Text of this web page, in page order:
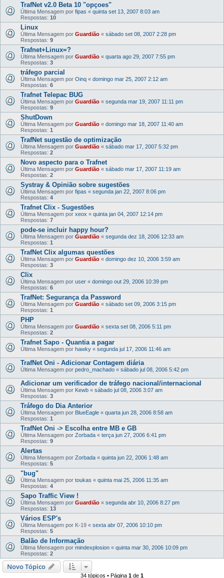
TrafNet v2.0 Beta 10 "opçoes"
Última Mensagem por fipas « quinta set 13, 2007 8:03 am
Respostas: 10
Linux
Última Mensagem por Guardião « sábado set 08, 2007 2:28 pm
Respostas: 9
Trafnet+Linux=?
Última Mensagem por Guardião « quarta ago 29, 2007 7:55 pm
Respostas: 3
tráfego parcial
Última Mensagem por Oinq « domingo mar 25, 2007 2:12 am
Respostas: 6
Trafnet Telepac BUG
Última Mensagem por Guardião « segunda mar 19, 2007 11:11 pm
Respostas: 9
ShutDown
Última Mensagem por Guardião « domingo mar 18, 2007 11:40 am
Respostas: 1
TrafNet sugestão de optimização
Última Mensagem por Guardião « sábado mar 17, 2007 5:32 pm
Respostas: 2
Novo aspecto para o Trafnet
Última Mensagem por Guardião « sábado mar 17, 2007 11:19 am
Respostas: 2
Systray & Opinião sobre sugestões
Última Mensagem por fipas « segunda jan 22, 2007 8:06 pm
Respostas: 4
Trafnet Clix - Sugestões
Última Mensagem por xeox « quinta jan 04, 2007 12:14 pm
Respostas: 7
pode-se incluir happy hour?
Última Mensagem por Guardião « segunda dez 18, 2006 12:33 am
Respostas: 1
TrafNet Clix algumas questões
Última Mensagem por Guardião « domingo dez 10, 2006 3:59 am
Respostas: 3
Clix
Última Mensagem por user « domingo out 29, 2006 10:39 pm
Respostas: 6
TrafNet: Segurança da Password
Última Mensagem por Guardião « sábado set 09, 2006 3:15 pm
Respostas: 1
PHP
Última Mensagem por Guardião « sexta set 08, 2006 5:11 pm
Respostas: 2
Trafnet Sapo - Quantia a pagar
Última Mensagem por hawky « segunda jul 17, 2006 11:46 am
TrafNet Oni - Adicionar Contagem diária
Última Mensagem por pedro_machado « sábado jul 08, 2006 5:42 pm
Adicionar um verificador de tráfego nacional/internacional
Última Mensagem por Kewb « sábado jul 08, 2006 3:07 am
Respostas: 3
Tráfego do Dia Anterior
Última Mensagem por BlueEagle « quarta jun 28, 2006 8:58 am
Respostas: 1
TrafNet Oni -> Escolha entre MB e GB
Última Mensagem por Zorbada « terça jun 27, 2006 6:41 pm
Respostas: 9
Alertas
Última Mensagem por Zorbada « quinta jun 22, 2006 1:48 am
Respostas: 5
"bug"
Última Mensagem por toukas « quinta mai 25, 2006 11:35 am
Respostas: 4
Sapo Traffic View !
Última Mensagem por Guardião « segunda abr 10, 2006 8:27 pm
Respostas: 13
Vários ESP's
Última Mensagem por K-19 « sexta abr 07, 2006 10:10 pm
Respostas: 5
Balão de Informação
Última Mensagem por mindexplosion « quinta mar 30, 2006 10:09 pm
Respostas: 2
Novo Tópico
34 tópicos • Página 1 de 1